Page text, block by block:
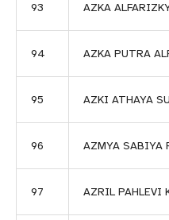
93 AZKA
94 AZKA PUTRA
95 AZKI ATHAYA
96 AZMYA SABIYA
97 AZRIL PAHLEVI